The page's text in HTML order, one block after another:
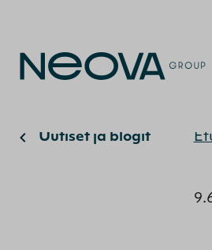
Uutiset ja blogit